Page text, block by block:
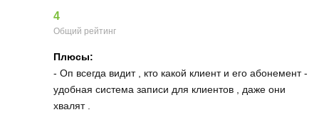
4
Общий рейтинг
Плюсы:
- Оп всегда видит , кто какой клиент и его абонемент -
удобная система записи для клиентов , даже они
хвалят .